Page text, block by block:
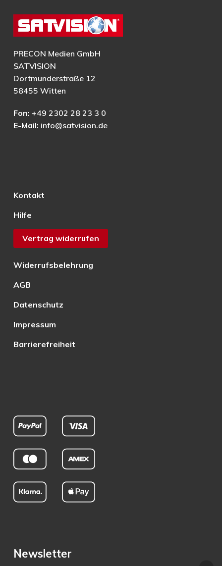
PRECON Medien GmbH
SATVISION
Dortmunderstraße 12
58455 Witten
Fon: +49 2302 28 23 3 0
E-Mail: info@satvision.de
Kontakt
Hilfe
Vertrag widerrufen
Widerrufsbelehrung
AGB
Datenschutz
Impressum
Barrierefreiheit
Newsletter